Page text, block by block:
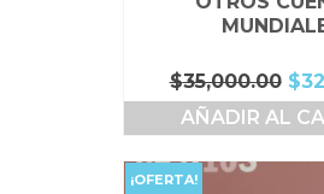
$35,000.00 El
$
AÑADIR AL
¡OFERTA!